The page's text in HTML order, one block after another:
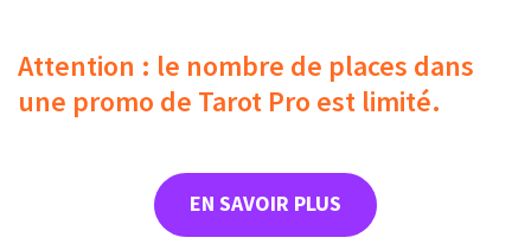
Attention : le nombre de places dans
une promo de Tarot Pro est limité.
EN SAVOIR PLUS